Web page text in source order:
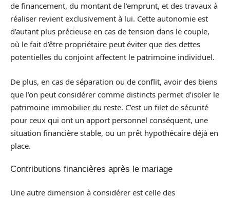
de financement, du montant de l’emprunt, et des travaux à
réaliser revient exclusivement à lui. Cette autonomie est
d’autant plus précieuse en cas de tension dans le couple,
où le fait d’être propriétaire peut éviter que des dettes
potentielles du conjoint affectent le patrimoine individuel.
De plus, en cas de séparation ou de conflit, avoir des biens
que l’on peut considérer comme distincts permet d’isoler le
patrimoine immobilier du reste. C’est un filet de sécurité
pour ceux qui ont un apport personnel conséquent, une
situation financière stable, ou un prêt hypothécaire déjà en
place.
Contributions financières après le mariage
Une autre dimension à considérer est celle des